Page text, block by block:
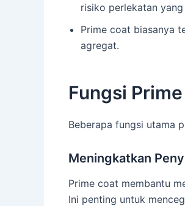
risiko perlekatan
Prime coat biasanya
agregat.
Fungsi
Beberapa fungsi utama
Meningkatkan
Prime coat membantu
Ini penting untuk